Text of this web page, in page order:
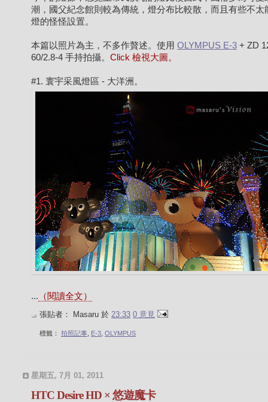
潮，國父紀念館則較為傳統，燈分布比較散，而且有些不太
燈的怪怪設置。
本篇以照片為主，不多作贅述。使用 OLYMPUS E-3 + ZD
60/2.8-4 手持拍攝。 Click 檢視大圖。
#1. 寰宇采風燈區 - 大洋洲。
... （閱讀全文）
張貼者： Masaru 於 23:33 0 意見
標籤： 拍照記事 E-3 OLYMPUS
星期五, 7月 01, 2011
HTC Desire HD × 悠遊魔卡